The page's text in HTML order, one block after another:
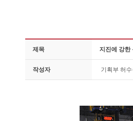
제목 지진에 강한
작성자 기획부 허